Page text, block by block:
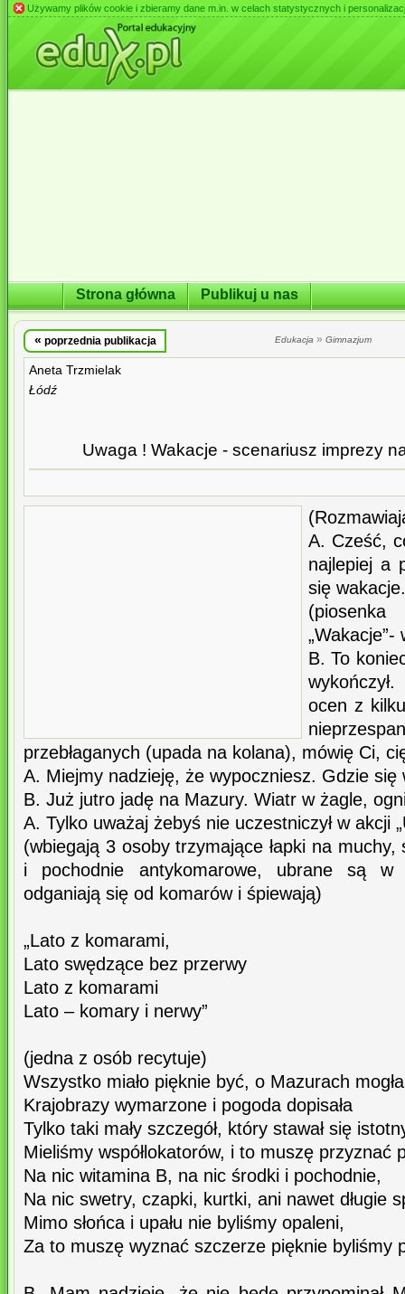
Używamy plików cookie i zbieramy dane m.in. w celach statystycznych i
Strona główna Publikuj u nas
« poprzednia publikacja Edukacja » Gimnazjum
Aneta Trzmielak
Łódź
Uwaga ! Wakacje - scenariusz imprezy
A. Cześć,
najlepiej a
się
B. To
ocen z
przebłaganych (upada na kolana), mówię Ci,
A. Miejmy nadzieję, że wypoczniesz. Gdzie się
B. Już jutro jadę na Mazury. Wiatr w żagle,
A. Tylko uważaj żebyś nie uczestniczył w akcji
(wbiegają 3 osoby trzymające łapki na
i pochodnie antykomarowe, ubrane są w
odganiają się od komarów i śpiewają)
„Lato z komarami,
Lato swędzące bez przerwy
Lato z komarami
Lato – komary i nerwy”
(jedna z osób recytuje)
Wszystko miało pięknie być, o Mazurach
Krajobrazy wymarzone i pogoda dopisała
Tylko taki mały szczegół, który stawał się
Mieliśmy współlokatorów, i to muszę przyznać
Na nic witamina B, na nic środki i pochodnie,
Na nic swetry, czapki, kurtki, ani nawet długie
Mimo słońca i upału nie byliśmy opaleni,
Za to muszę wyznać szczerze pięknie byliśmy